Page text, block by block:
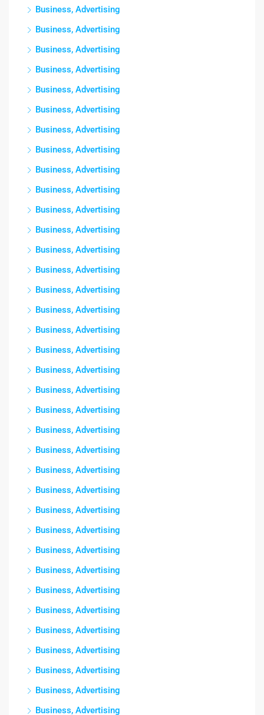
Business, Advertising
Business, Advertising
Business, Advertising
Business, Advertising
Business, Advertising
Business, Advertising
Business, Advertising
Business, Advertising
Business, Advertising
Business, Advertising
Business, Advertising
Business, Advertising
Business, Advertising
Business, Advertising
Business, Advertising
Business, Advertising
Business, Advertising
Business, Advertising
Business, Advertising
Business, Advertising
Business, Advertising
Business, Advertising
Business, Advertising
Business, Advertising
Business, Advertising
Business, Advertising
Business, Advertising
Business, Advertising
Business, Advertising
Business, Advertising
Business, Advertising
Business, Advertising
Business, Advertising
Business, Advertising
Business, Advertising
Business, Advertising